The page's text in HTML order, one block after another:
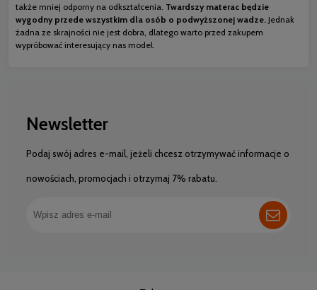
także mniej odporny na odkształcenia. Twardszy materac będzie
wygodny przede wszystkim dla osób o podwyższonej wadze. Jednak
żadna ze skrajności nie jest dobra, dlatego warto przed zakupem
wypróbować interesujący nas model.
Newsletter
Podaj swój adres e-mail, jeżeli chcesz otrzymywać informacje o
nowościach, promocjach i otrzymaj 7% rabatu.